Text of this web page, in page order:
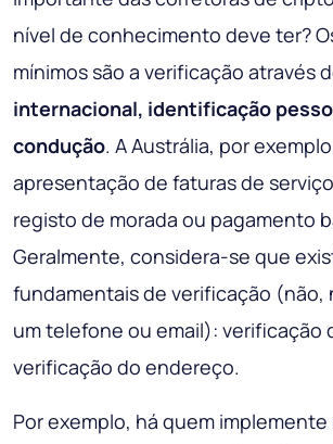
nível de conhecimento deve ter?
mínimos são a verificação através
internacional, identificação
condução. A Austrália, por
apresentação de faturas de
registo de morada ou pagamento
Geralmente, considera-se que
fundamentais de verificação (não,
um telefone ou email): verificação
verificação do endereço.
Por exemplo, há quem